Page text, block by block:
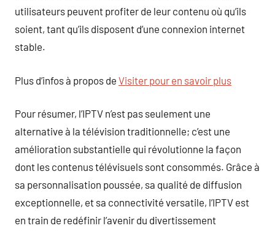
utilisateurs peuvent profiter de leur contenu où qu’ils
soient, tant qu’ils disposent d’une connexion internet
stable.
Plus d’infos à propos de Visiter pour en savoir plus
Pour résumer, l’IPTV n’est pas seulement une
alternative à la télévision traditionnelle; c’est une
amélioration substantielle qui révolutionne la façon
dont les contenus télévisuels sont consommés. Grâce à
sa personnalisation poussée, sa qualité de diffusion
exceptionnelle, et sa connectivité versatile, l’IPTV est
en train de redéfinir l’avenir du divertissement